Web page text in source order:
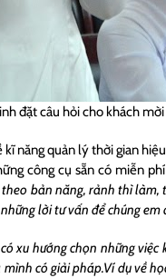
đặt câu hỏi cho khách
năng quản lý thời gian
công cụ sẵn có miễn
bản năng, rảnh thì
lời tư vấn để chúng em
xu hướng chọn những
có giải pháp.Ví dụ về